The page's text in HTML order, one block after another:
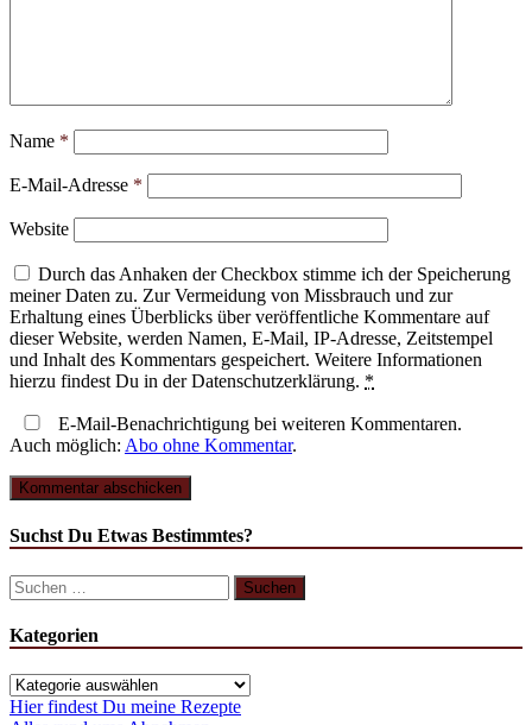
Name *
E-Mail-Adresse *
Website
Durch das Anhaken der Checkbox stimme ich der Speicherung
meiner Daten zu. Zur Vermeidung von Missbrauch und zur
Erhaltung eines Überblicks über veröffentliche Kommentare auf
dieser Website, werden Namen, E-Mail, IP-Adresse, Zeitstempel
und Inhalt des Kommentars gespeichert. Weitere Informationen
hierzu findest Du in der Datenschutzerklärung. *
E-Mail-Benachrichtigung bei weiteren Kommentaren.
Auch möglich: Abo ohne Kommentar.
Suchst Du Etwas Bestimmtes?
Suchen
nach:
Kategorien
Kategorien
Hier findest Du meine Rezepte